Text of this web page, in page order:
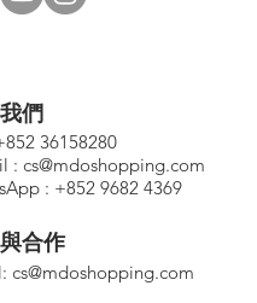
合作
cs@mdoshopping.com
們
36158280
: cs@mdoshopping.com
: +852 9682 4369